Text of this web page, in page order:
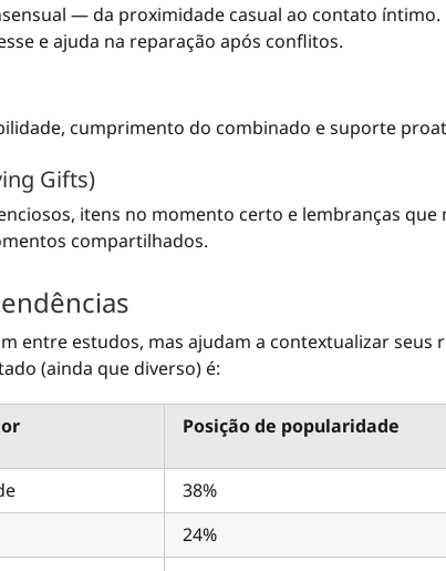
— da proximidade casual ao contato
e ajuda na reparação após conflitos.
cumprimento do combinado e suporte
Gifts)
itens no momento certo e lembranças que
compartilhados.
entre estudos, mas ajudam a contextualizar seus
(ainda que diverso) é:
Posição de popularidade
38%
24%